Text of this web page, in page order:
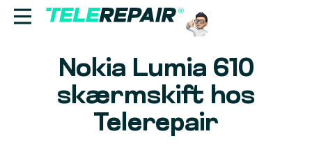
ReparationNokia Lumia 610
skærmskift hos
Telerepair